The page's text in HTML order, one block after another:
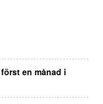
en månad i